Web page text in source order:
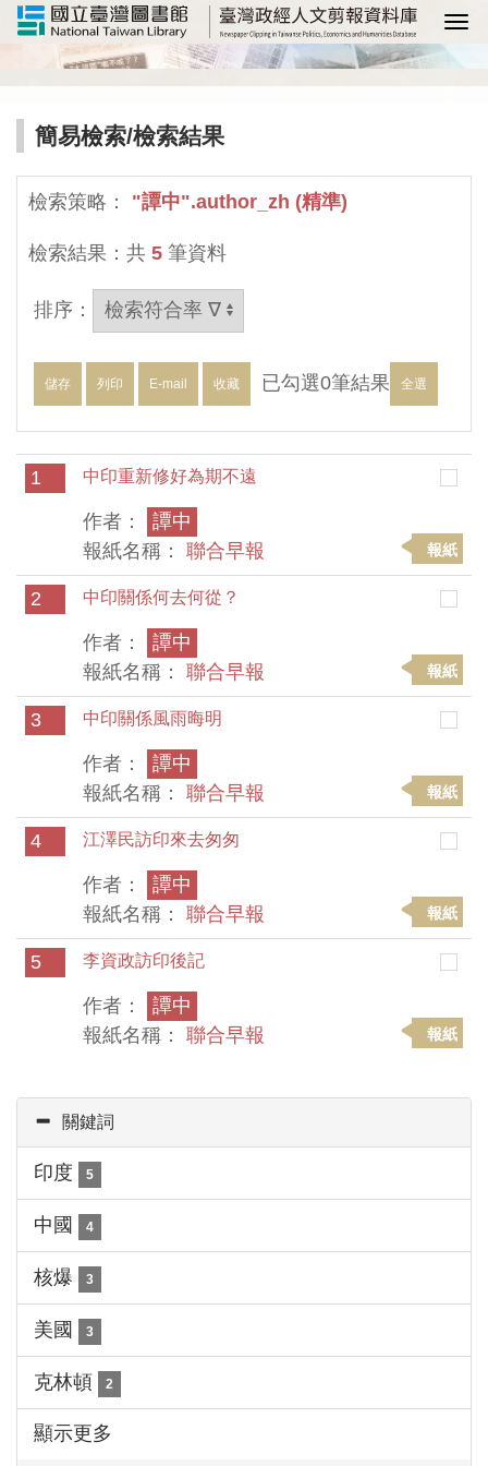
選
簡易檢索/檢索結果
檢索策略： "譚中".author_zh (精準)
檢索結果：共 5 筆資料
排序：
儲存 列印 E-mail 收藏 已勾選0筆結果 全選
1 中印重新修好為期不遠
作者：
譚中
報紙名稱： 聯合早報 報紙
2 中印關係何去何從？
作者：
譚中
報紙名稱： 聯合早報 報紙
3 中印關係風雨晦明
作者：
譚中
報紙名稱： 聯合早報 報紙
4 江澤民訪印來去匆匆
作者：
譚中
報紙名稱： 聯合早報 報紙
5 李資政訪印後記
作者：
譚中
報紙名稱： 聯合早報 報紙
關鍵詞
印度 5
中國 4
核爆 3
美國 3
克林頓 2
顯示更多